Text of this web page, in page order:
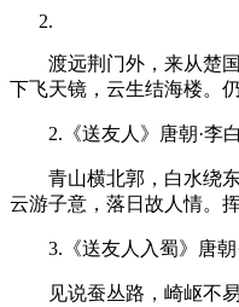
渡远荆门外，来从楚国
下飞天镜，云生结海楼。
2.《送友人》唐朝·李白
青山横北郭，白水绕东
云游子意，落日故人情。
3.《送友人入蜀》唐朝
见说蚕丛路，崎岖不易